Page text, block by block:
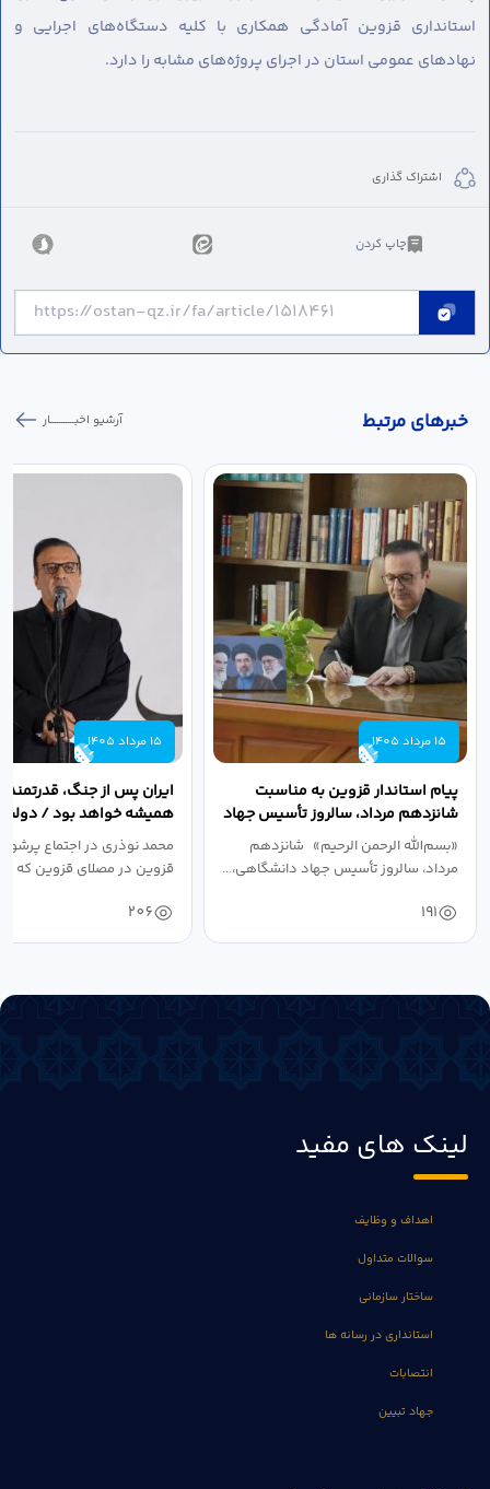
استانداری قزوین آمادگی همکاری با کلیه دستگاه‌های اجرایی و
نهادهای عمومی استان در اجرای پروژه‌های مشابه را دارد.
اشتراک گذاری
چاپ کردن
خبر‌های مرتبط آرشیو اخبـــــــــــار
15 مرداد 1405
پیام استاندار قزوین به مناسبت
شانزدهم مرداد، سالروز تأسیس جهاد
دانشگاهی
«بسم‌الله الرحمن الرحیم» شانزدهم
مرداد، سالروز تأسیس جهاد دانشگاهی،...
191
15 مرداد 1405
ایران پس از جنگ،
همیشه خواهد بود / دولت
نبرد اقتصادی،...
محمد نوذری در اجتماع
قزوین در مصلای قزوین که
206
لینک های مفید
اهداف و وظایف
سوالات متداول
ساختار سازمانی
استانداری در رسانه ها
انتصابات
جهاد تبیین